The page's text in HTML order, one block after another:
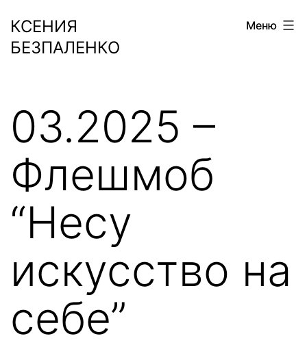
содержимому
КСЕНИЯ
БЕЗПАЛЕНКО
Меню
03.2025 –
Флешмоб
“Несу
искусство на
себе”